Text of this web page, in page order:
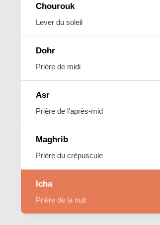
Chourouk
Lever du soleil
Dohr
Prière de midi
Asr
Prière de l'après-mid
Maghrib
Prière du crépuscule
Icha
Prière de la nuit